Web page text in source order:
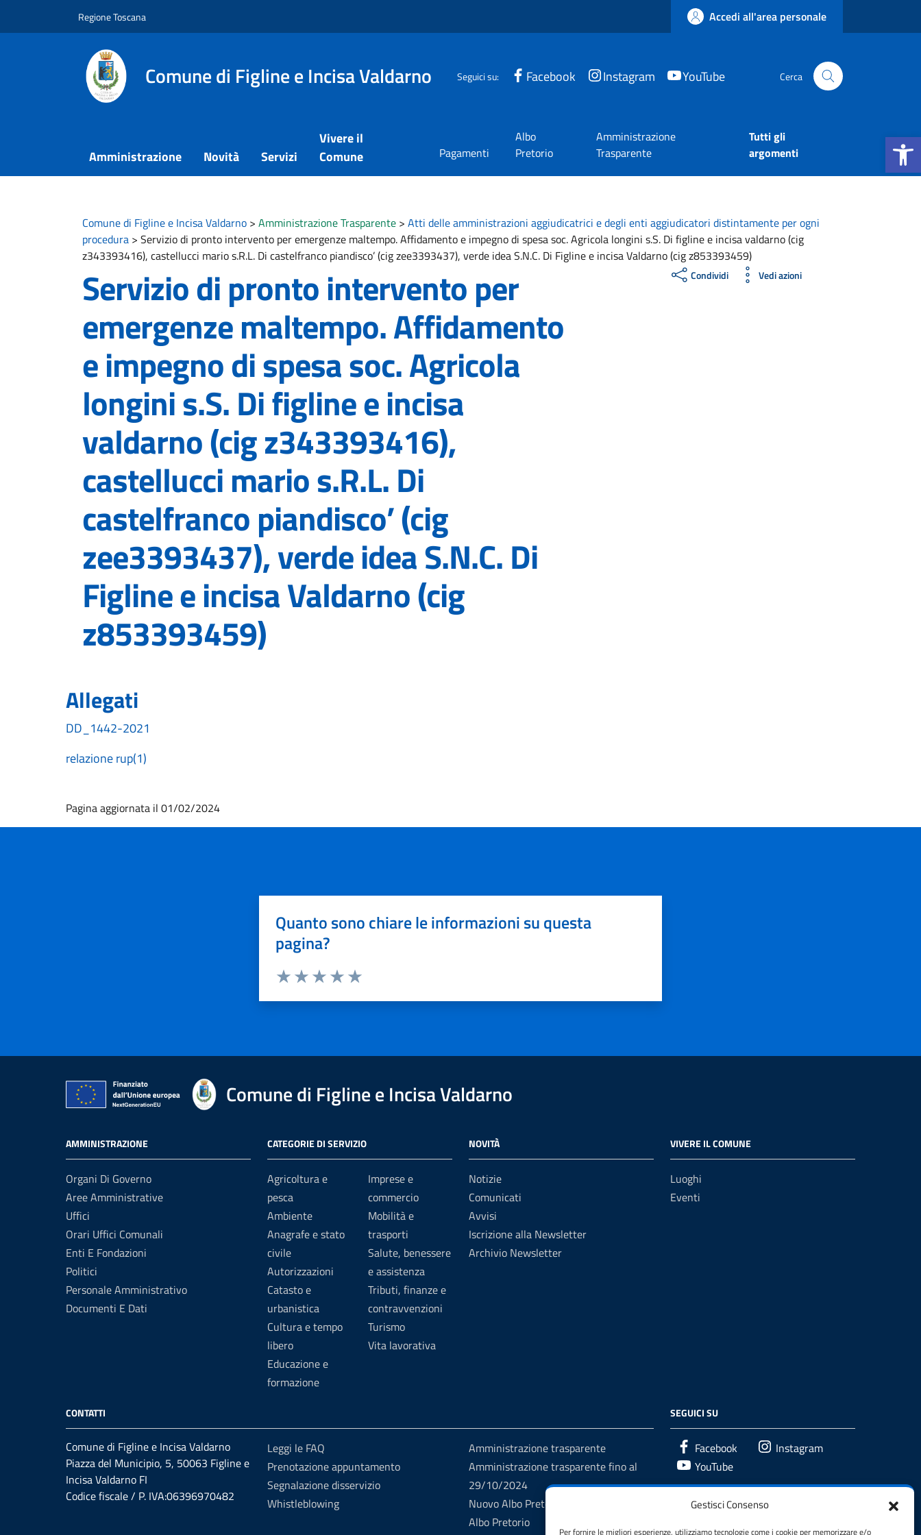
Apri la
Gestisci Consenso
Per fornire le migliori esperienze, utilizziamo tecnologie come i cookie per memorizzare e/o
Regione Toscana Accedi all'area personale
Comune di Figline e Incisa Valdarno Seguici su: Facebook Instagram YouTube Cerca
Amministrazione Novità Servizi
Vivere il
Comune
Pagamenti
Albo
Pretorio
Amministrazione
Trasparente
Tutti gli
argomenti
Comune di Figline e Incisa Valdarno > Amministrazione Trasparente > Atti delle amministrazioni aggiudicatrici e degli enti aggiudicatori distintamente per ogni
procedura > Servizio di pronto intervento per emergenze maltempo. Affidamento e impegno di spesa soc. Agricola longini s.S. Di figline e incisa valdarno (cig
z343393416), castellucci mario s.R.L. Di castelfranco piandisco’ (cig zee3393437), verde idea S.N.C. Di Figline e incisa Valdarno (cig z853393459)
Servizio di pronto intervento per
emergenze maltempo. Affidamento
e impegno di spesa soc. Agricola
longini s.S. Di figline e incisa
valdarno (cig z343393416),
castellucci mario s.R.L. Di
castelfranco piandisco’ (cig
zee3393437), verde idea S.N.C. Di
Figline e incisa Valdarno (cig
z853393459)
Condividi Vedi azioni
Allegati
DD_1442-2021
relazione rup(1)
Pagina aggiornata il 01/02/2024
Quanto sono chiare le informazioni su questa
pagina?
Comune di Figline e Incisa Valdarno
AMMINISTRAZIONE
Organi Di Governo
Aree Amministrative
Uffici
Orari Uffici Comunali
Enti E Fondazioni
Politici
Personale Amministrativo
Documenti E Dati
CATEGORIE DI SERVIZIO
Agricoltura e
pesca
Ambiente
Anagrafe e stato
civile
Autorizzazioni
Catasto e
urbanistica
Cultura e tempo
libero
Educazione e
formazione
Imprese e
commercio
Mobilità e
trasporti
Salute, benessere
e assistenza
Tributi, finanze e
contravvenzioni
Turismo
Vita lavorativa
NOVITÀ
Notizie
Comunicati
Avvisi
Iscrizione alla Newsletter
Archivio Newsletter
VIVERE IL COMUNE
Luoghi
Eventi
CONTATTI
Comune di Figline e Incisa Valdarno
Piazza del Municipio, 5, 50063 Figline e
Incisa Valdarno FI
Codice fiscale / P. IVA:06396970482
Leggi le FAQ
Prenotazione appuntamento
Segnalazione disservizio
Whistleblowing
Amministrazione trasparente
Amministrazione trasparente fino al
29/10/2024
Nuovo Albo Pretorio
Albo Pretorio
SEGUICI SU
Facebook
Instagram
YouTube